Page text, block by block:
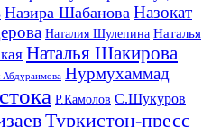
Назира Шабанова Назокат
Наталия Шулепина Наталья
Наталья Шакирова
Абдураимова Нурмухаммад
Р.Камолов С.Шукуров
Туркистон-пресс